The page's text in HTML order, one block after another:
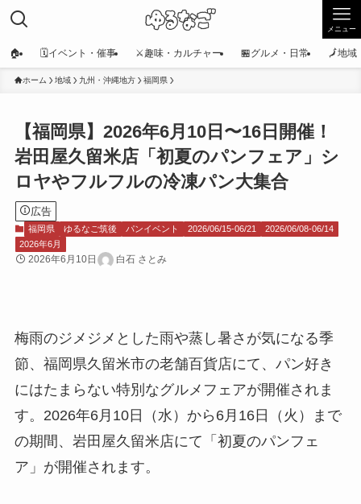
メニュー
🏠 🗓️イベント・催事 ⚔️趣味・カルチャー 🏪グルメ・日常 🗾地域
ホーム 地域 九州・沖縄地方 福岡県
【福岡県】2026年6月10日〜16日開催！
岩田屋久留米店「初夏のパンフェア」シ
ロヤやフルフルの冷凍パン大集合
広告
福岡県 ゆるなご筑後 パンイベント 2026/06/15-06/21
2026/06/08-06/14
2026年6月
2026年6月10日 白石 さとみ
梅雨のジメジメとした雨や蒸し暑さが気になる季
節、福岡県久留米市の老舗百貨店にて、パン好き
にはたまらない特別なグルメフェアが開催されま
す。2026年6月10日（水）から6月16日（火）まで
の期間、岩田屋久留米店にて「初夏のパンフェ
ア」が開催されます。